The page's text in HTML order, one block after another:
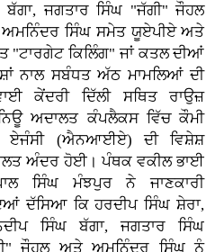
ਬੱਗਾ, ਜਗਤਾਰ ਸਿੰਘ "ਜੱਗੀ" ਜੌਹਲ
ਸਿੰਘ ਸਮੇਤ ਯੂਏਪੀਏ ਅਤੇ
"ਟਾਰਗੇਟ ਕਿਲਿੰਗ" ਜਾਂ ਕਤਲ ਦੀਆਂ
ਨਾਲ ਸਬੰਧਤ ਅੱਠ ਮਾਮਲਿਆਂ ਦੀ
ਕੇਂਦਰੀ ਦਿੱਲੀ ਸਥਿਤ ਰਾਉਜ਼
ਅਦਾਲਤ ਕੰਪਲੈਕਸ ਵਿੱਚ ਕੌਮੀ
ਏਜੰਸੀ (ਐਨਆਈਏ) ਦੀ ਵਿਸ਼ੇਸ਼
ਅੰਦਰ ਹੋਈ। ਪੰਥਕ ਵਕੀਲ ਭਾਈ
ਸਿੰਘ ਮੰਝਪੁਰ ਨੇ ਜਾਣਕਾਰੀ
ਦੱਸਿਆ ਕਿ ਹਰਦੀਪ ਸਿੰਘ ਸ਼ੇਰਾ,
ਸਿੰਘ ਬੱਗਾ, ਜਗਤਾਰ ਸਿੰਘ
ਜੌਹਲ ਅਤੇ ਅਮਨਿੰਦਰ ਸਿੰਘ ਨੂੰ